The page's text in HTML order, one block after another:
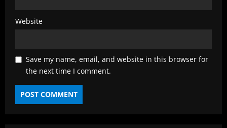
Website
Save my name, email, and website in this browser for
the next time I comment.